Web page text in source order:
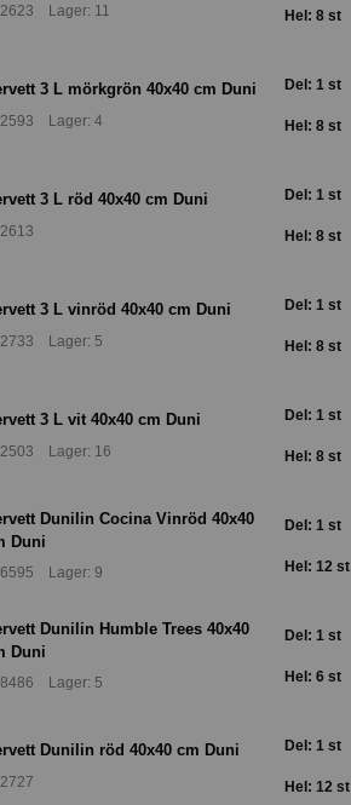
Lager: 11 Hel: 8 st
3 L mörkgrön 40x40 cm Duni
Lager: 4
Del: 1 st
Hel: 8 st
3 L röd 40x40 cm Duni Del: 1 st
Hel: 8 st
3 L vinröd 40x40 cm Duni
Lager: 5
Del: 1 st
Hel: 8 st
3 L vit 40x40 cm Duni
Lager: 16
Del: 1 st
Hel: 8 st
Dunilin Cocina Vinröd 40x40
Duni
Lager: 9
Del: 1 st
Hel: 12 st
Dunilin Humble Trees 40x40
Duni
Lager: 5
Del: 1 st
Hel: 6 st
Dunilin röd 40x40 cm Duni Del: 1 st
Hel: 12 st